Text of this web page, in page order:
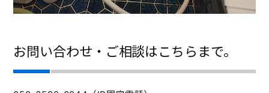
お問い合わせ・ご相談はこちらまで。